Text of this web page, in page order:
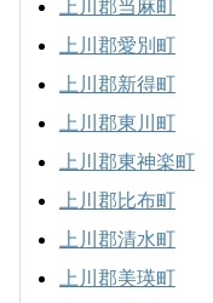
上川郡当麻町
上川郡愛別町
上川郡新得町
上川郡東川町
上川郡東神楽町
上川郡比布町
上川郡清水町
上川郡美瑛町